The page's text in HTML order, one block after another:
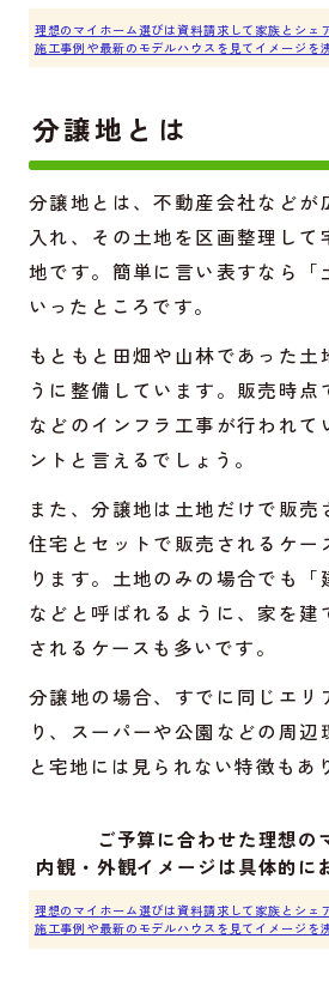
理想のマイホーム選びは資料請求して家族とシェ
施工事例や最新のモデルハウスを見てイメージを
分譲地とは
分譲地とは、不動産会社などが
入れ、その土地を区画整理して
地です。簡単に言い表すなら「
いったところです。
もともと田畑や山林であった土
うに整備しています。販売時点
などのインフラ工事が行われて
ントと言えるでしょう。
また、分譲地は土地だけで販売
住宅とセットで販売されるケー
ります。土地のみの場合でも「
などと呼ばれるように、家を建
されるケースも多いです。
分譲地の場合、すでに同じエリ
り、スーパーや公園などの周辺
と宅地には見られない特徴もあ
ご予算に合わせた理想の
内観・外観イメージは具体的に
理想のマイホーム選びは資料請求して家族とシェ
施工事例や最新のモデルハウスを見てイメージを